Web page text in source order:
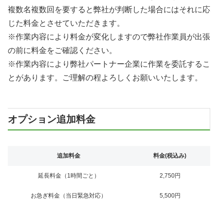
複数名複数回を要すると弊社が判断した場合にはそれに応
じた料金とさせていただきます。
※作業内容により料金が変化しますので弊社作業員が出張
の前に料金をご確認ください。
※作業内容により弊社パートナー企業に作業を委託するこ
とがあります。ご理解の程よろしくお願いいたします。
オプション追加料金
追加料金 料金(税込み)
延長料金（1時間ごと） 2,750円
お急ぎ料金（当日緊急対応） 5,500円